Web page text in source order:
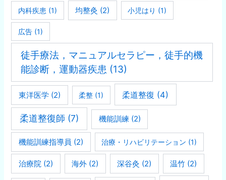
内科疾患 (1) 均整灸 (2) 小児はり (1)
広告 (1)
徒手療法，マニュアルセラピー，徒手的機
能診断，運動器疾患 (13)
東洋医学 (2) 柔整 (1) 柔道整復 (4)
柔道整復師 (7) 機能訓練(2)
機能訓練指導員 (2) 治療・リハビリテーション (1)
治療院 (2) 海外 (2) 深谷灸 (2) 温竹 (2)